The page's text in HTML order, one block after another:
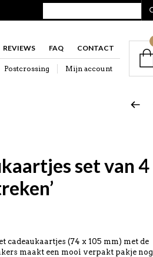
REVIEWS FAQ CONTACT
Postcrossing Mijn account
set van 4
cadeaukaartjes (74 x 105 mm) met de
maakt een mooi verpakt pakje nog